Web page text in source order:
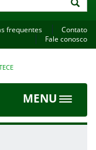
frequentes
Contato
Fale conosco
MENU
Toggle